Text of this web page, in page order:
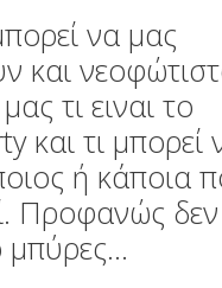
να μας
και
τι ειναι το
και τι μπορεί
ή κάποια
Προφανώς
μπύρες…